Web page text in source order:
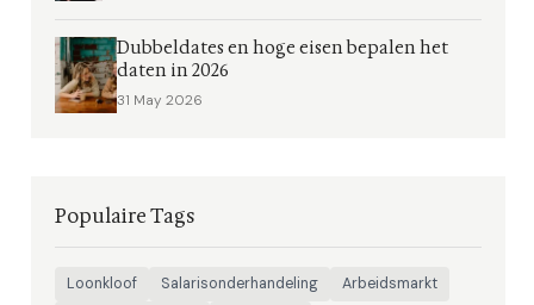
Dubbeldates en hoge eisen bepalen het
daten in 2026
31 May 2026
Populaire Tags
Loonkloof Salarisonderhandeling
Arbeidsmarkt